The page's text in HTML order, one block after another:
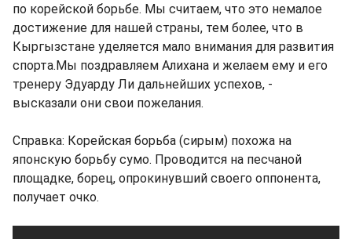
по корейской борьбе. Мы считаем, что это немалое
достижение для нашей страны, тем более, что в
Кыргызстане уделяется мало внимания для развития
спорта.Мы поздравляем Алихана и желаем ему и его
тренеру Эдуарду Ли дальнейших успехов, -
высказали они свои пожелания.
Справка: Корейская борьба (сирым) похожа на
японскую борьбу сумо. Проводится на песчаной
площадке, борец, опрокинувший своего оппонента,
получает очко.